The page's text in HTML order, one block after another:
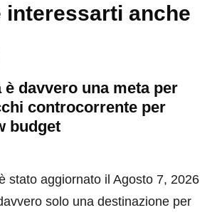
interessarti anche
è davvero una meta per
controcorrente per
budget
stato aggiornato il Agosto 7, 2026
solo una destinazione per